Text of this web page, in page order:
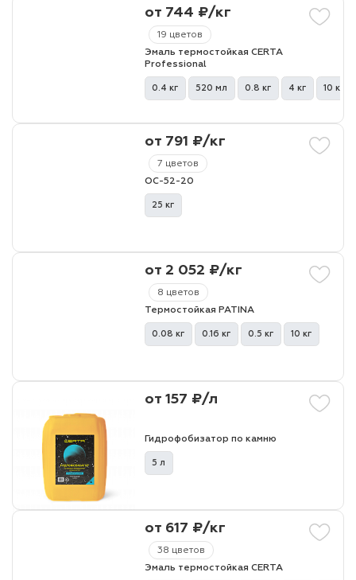
19 цветов
от 744 ₽/кг
Эмаль термостойкая CERTA
Professional
0.4 кг 520 мл 0.8 кг 4 кг 10 кг
7 цветов
от 791 ₽/кг
ОС-52-20
25 кг
8 цветов
от 2 052 ₽/кг
Термостойкая PATINA
0.08 кг 0.16 кг 0.5 кг 10 кг
от 157 ₽/л
Гидрофобизатор по камню
5 л
38 цветов
от 617 ₽/кг
Эмаль термостойкая CERTA